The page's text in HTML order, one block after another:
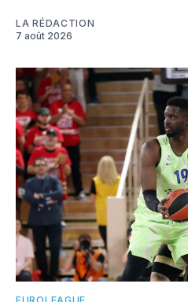
LA RÉDACTION
7 août 2026